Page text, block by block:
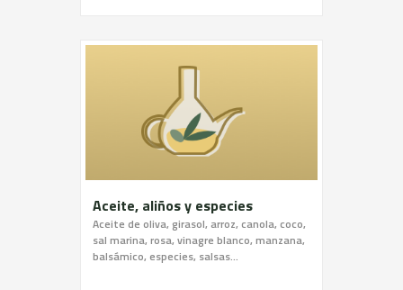
Aceite, aliños y especies
Aceite de oliva, girasol, arroz, canola, coco,
sal marina, rosa, vinagre blanco, manzana,
balsámico, especies, salsas...